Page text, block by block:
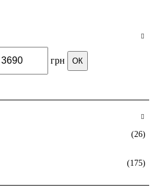
грн ОК
(26)
(175)